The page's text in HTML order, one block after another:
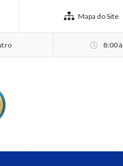
Mapa do Site
8:00